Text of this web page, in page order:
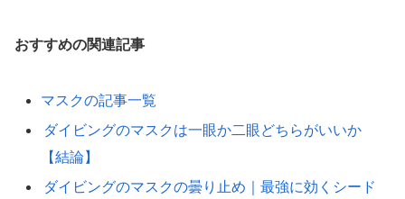
おすすめの関連記事
マスクの記事一覧
ダイビングのマスクは一眼か二眼どちらがいいか
【結論】
ダイビングのマスクの曇り止め｜最強に効くシード